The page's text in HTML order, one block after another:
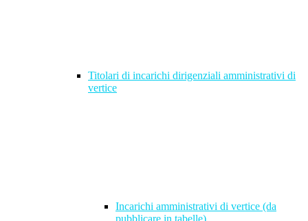
Titolari di incarichi dirigenziali amministrativi di
vertice
Incarichi amministrativi di vertice (da